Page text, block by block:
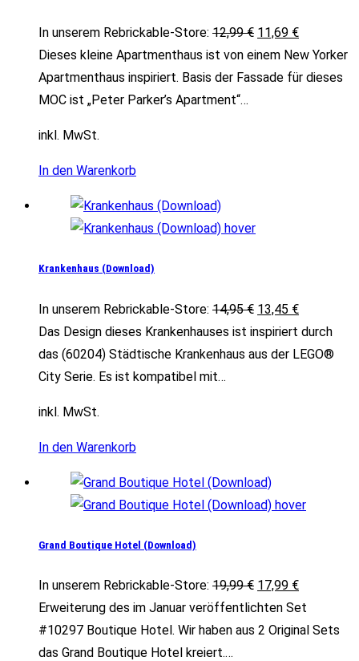
In unserem Rebrickable-Store: 12,99€ Ursprünglicher
Preis
war:
11,69 €Aktueller
Preis
ist:
Dieses kleine Apartmenthaus ist von einem New Yorker
Apartmenthaus inspiriert. Basis der Fassade für dieses
MOC ist „Peter Parker’s Apartment“…
inkl. MwSt.
In den Warenkorb
Krankenhaus (Download)
In unserem Rebrickable-Store: 14,95€ Ursprünglicher
Preis
war:
13,45 €Aktueller
Preis
ist:
Das Design dieses Krankenhauses ist inspiriert durch
das (60204) Städtische Krankenhaus aus der LEGO®
City Serie. Es ist kompatibel mit…
inkl. MwSt.
In den Warenkorb
Grand Boutique Hotel (Download)
In unserem Rebrickable-Store: 19,99€ Ursprünglicher
Preis
war:
17,99 €Aktueller
Preis
ist:
Erweiterung des im Januar veröffentlichten Set
#10297 Boutique Hotel. Wir haben aus 2 Original Sets
das Grand Boutique Hotel kreiert.…